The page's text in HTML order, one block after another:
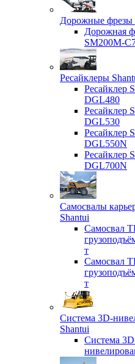
Дорожные фрезы
Дорожная
SM200M-
Ресайклеры
Ресайклер
DGL480
Ресайклер
DGL530
Ресайклер
DGL550N
Ресайклер
DGL700N
Самосвалы
Shantui
Самосвал
т
Самосвал
т
Система 3D-
Shantui
Система